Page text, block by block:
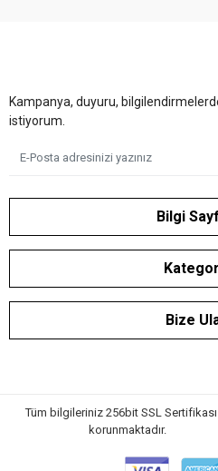
Kampanya, duyuru,
istiyorum.
Bilgi
Bize
Tüm bilgileriniz 256bit SSL
korunmaktadır.